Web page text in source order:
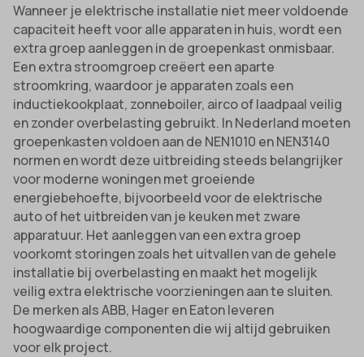
Wanneer je elektrische installatie niet meer voldoende
capaciteit heeft voor alle apparaten in huis, wordt een
extra groep aanleggen in de groepenkast onmisbaar.
Een extra stroomgroep creëert een aparte
stroomkring, waardoor je apparaten zoals een
inductiekookplaat, zonneboiler, airco of laadpaal veilig
en zonder overbelasting gebruikt. In Nederland moeten
groepenkasten voldoen aan de NEN1010 en NEN3140
normen en wordt deze uitbreiding steeds belangrijker
voor moderne woningen met groeiende
energiebehoefte, bijvoorbeeld voor de elektrische
auto of het uitbreiden van je keuken met zware
apparatuur. Het aanleggen van een extra groep
voorkomt storingen zoals het uitvallen van de gehele
installatie bij overbelasting en maakt het mogelijk
veilig extra elektrische voorzieningen aan te sluiten.
De merken als ABB, Hager en Eaton leveren
hoogwaardige componenten die wij altijd gebruiken
voor elk project.